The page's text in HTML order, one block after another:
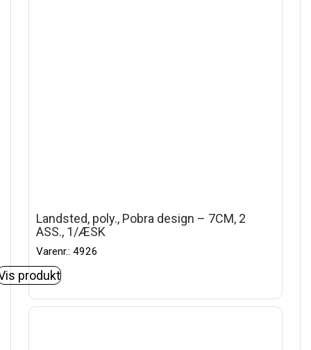
Landsted, poly., Pobra design – 7CM, 2
ASS., 1/ÆSK
Varenr.: 4926
produkt